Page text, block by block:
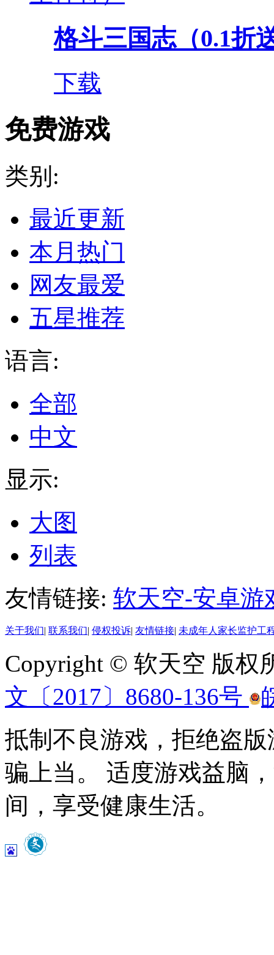
格斗三国志（0.1折
下载
免费游戏
类别:
最近更新
本月热门
网友最爱
五星推荐
语言:
全部
中文
显示:
大图
列表
友情链接: 软天空-安卓游
关于我们| 联系我们| 侵权投诉| 友情链接| 未成年人家长监护工
Copyright © 软天空 版权
文〔2017〕8680-136号
抵制不良游戏，拒绝盗
骗上当。 适度游戏益脑
间，享受健康生活。